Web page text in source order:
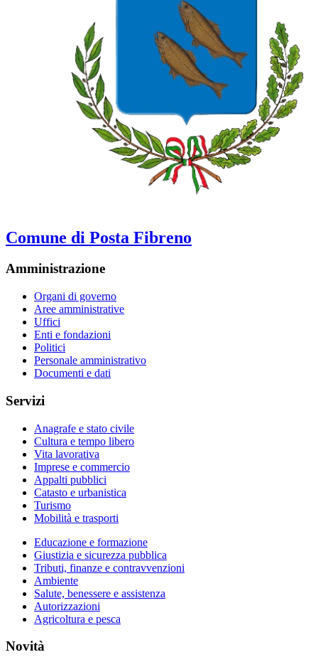
Comune di Posta Fibreno
Amministrazione
Organi di governo
Aree amministrative
Uffici
Enti e fondazioni
Politici
Personale amministrativo
Documenti e dati
Servizi
Anagrafe e stato civile
Cultura e tempo libero
Vita lavorativa
Imprese e commercio
Appalti pubblici
Catasto e urbanistica
Turismo
Mobilità e trasporti
Educazione e formazione
Giustizia e sicurezza pubblica
Tributi, finanze e contravvenzioni
Ambiente
Salute, benessere e assistenza
Autorizzazioni
Agricoltura e pesca
Novità